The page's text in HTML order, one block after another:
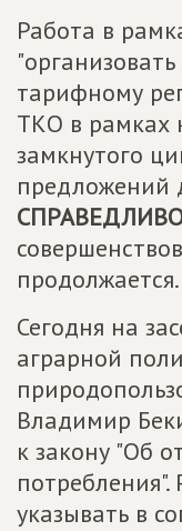
Работа в
тарифному
ТКО в рамках
замкнутого
предложений
продолжается.
Сегодня на
аграрной
Владимир
к закону "Об
указывать в